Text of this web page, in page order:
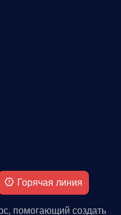
Горячая линия
помогающий создать